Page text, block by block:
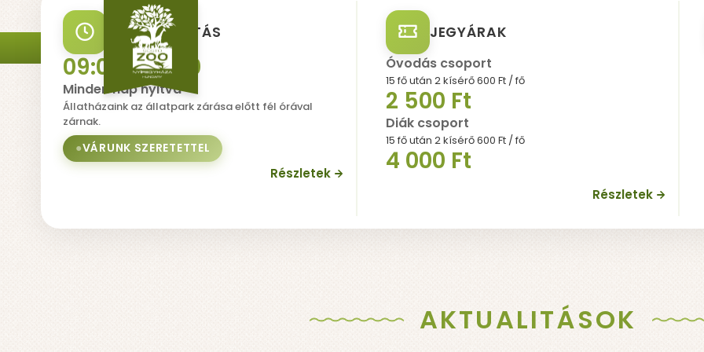
MI VILÁGUNK
NYITVATARTÁS
NYITVATARTÁS
09:00 - 18:00
Minden nap nyitva
Állatházaink az állatpark zárása előtt fél órával
zárnak.
ÁLLAPOT:
VÁRUNK SZERETETTEL
Részletek
JEGYÁRAK
Felnőtt csoport
15 fő, az ár fejenként értendő
5 500 Ft
Nyugdíjas csoport
15 fő, az ár fejenként értendő
4 000 Ft
Részletek
AKTUALITÁSOK